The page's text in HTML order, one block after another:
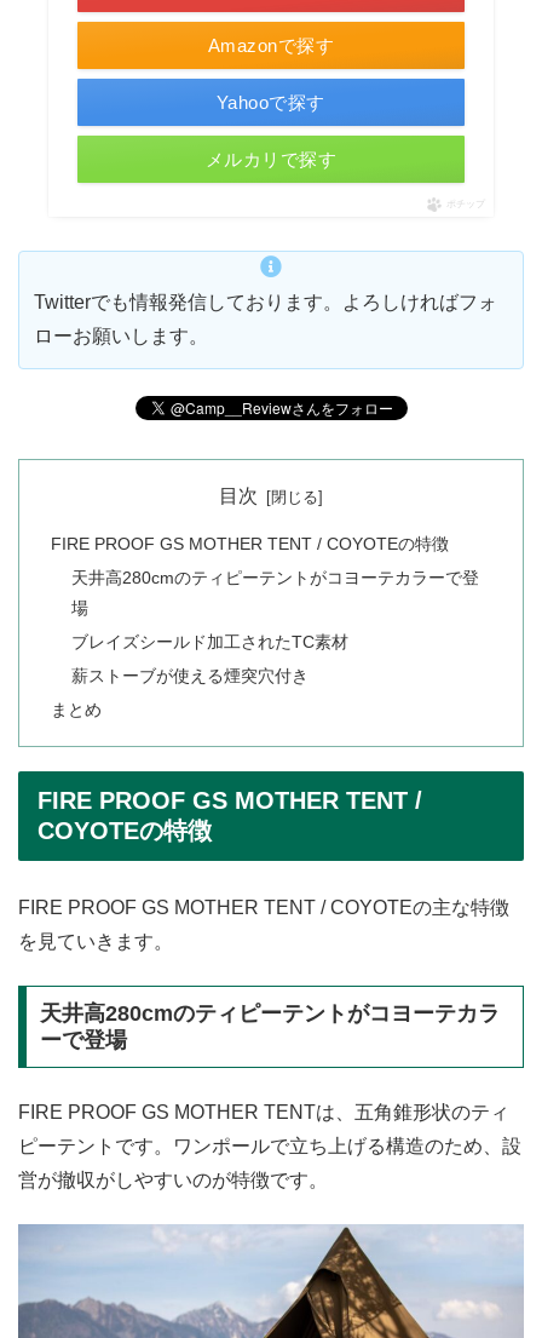
Amazonで探す
Yahooで探す
メルカリで探す
ポチップ
Twitterでも情報発信しております。よろしければフォ
ローお願いします。
目次
FIRE PROOF GS MOTHER TENT / COYOTEの特徴
天井高280cmのティピーテントがコヨーテカラーで登
場
ブレイズシールド加工されたTC素材
薪ストーブが使える煙突穴付き
まとめ
FIRE PROOF GS MOTHER TENT /
COYOTEの特徴
FIRE PROOF GS MOTHER TENT / COYOTEの主な特徴
を見ていきます。
天井高280cmのティピーテントがコヨーテカラ
ーで登場
FIRE PROOF GS MOTHER TENTは、五角錐形状のティ
ピーテントです。ワンポールで立ち上げる構造のため、設
営が撤収がしやすいのが特徴です。